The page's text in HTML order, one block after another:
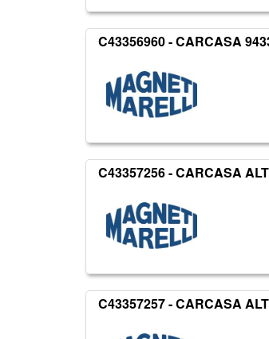
C43356960 - CARCASA
C43357256 - CARCASA
C43357257 - CARCASA